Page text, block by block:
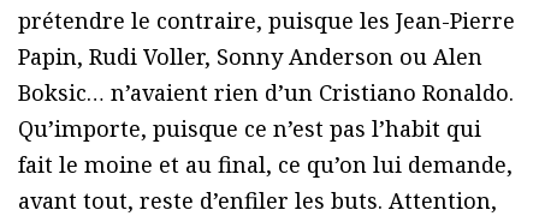
prétendre le contraire, puisque les Jean-Pierre
Papin, Rudi Voller, Sonny Anderson ou Alen
Boksic… n’avaient rien d’un Cristiano Ronaldo.
Qu’importe, puisque ce n’est pas l’habit qui
fait le moine et au final, ce qu’on lui demande,
avant tout, reste d’enfiler les buts. Attention,